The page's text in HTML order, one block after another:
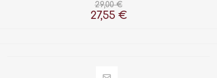
29,00 €
27,55 €